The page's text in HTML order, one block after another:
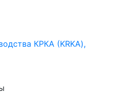
КРКА (KRKA),